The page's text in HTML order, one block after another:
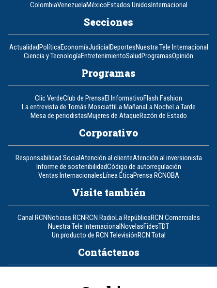
ColombiaVenezuelaMéxicoEstados UnidosInternacional
Secciones
ActualidadPolíticaEconomíaJudicialDeportesNuestra Tele Internacional
Ciencia y TecnologíaEntretenimientoSaludProgramasOpinión
Programas
Clic VerdeClub de PrensaEl InformativoFlash Fashion
La entrevista de Tomás MosciattiLa MañanaLa NocheLa Tarde
Mesa de periodistasMujeres de AtaqueRazón de Estado
Corporativo
Responsabilidad SocialAtención al clienteAtención al inversionista
Informe de sostenibilidadCódigo de autorregulación
Ventas InternacionalesLínea ÉticaPrensa RCNOBA
Visite también
Canal RCNNoticias RCNRCN RadioLa RepúblicaRCN Comerciales
Nuestra Tele InternacionalNovelasFidesTDT
Un producto de RCN TelevisiónRCN Total
Contáctenos